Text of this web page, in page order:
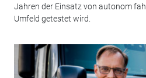
Jahren der Einsatz von autonom
Umfeld getestet wird.